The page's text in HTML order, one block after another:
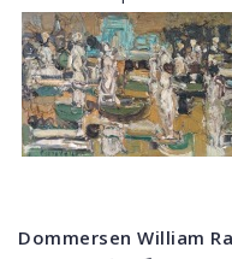
Dommersen William